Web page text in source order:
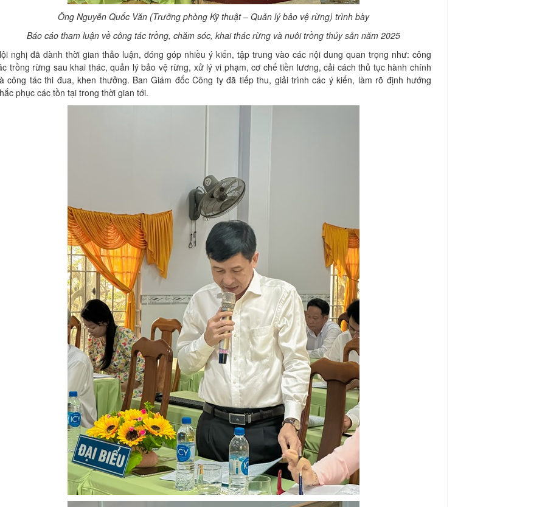
Ông Nguyễn Quốc Văn (Trưởng phòng Kỹ thuật – Quản lý bảo vệ rừng) trình bày
Báo cáo tham luận về công tác trồng, chăm sóc, khai thác rừng và nuôi trồng thủy sản năm 2025
nghị đã dành thời gian thảo luận, đóng góp nhiều ý kiến, tập trung vào các nội dung quan trọng như: công
trồng rừng sau khai thác, quản lý bảo vệ rừng, xử lý vi phạm, cơ chế tiền lương, cải cách thủ tục hành chính
công tác thi đua, khen thưởng. Ban Giám đốc Công ty đã tiếp thu, giải trình các ý kiến, làm rõ định hướng
phục các tồn tại trong thời gian tới.